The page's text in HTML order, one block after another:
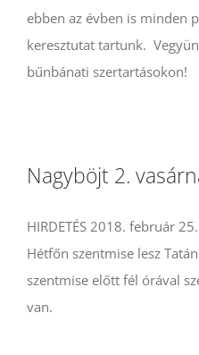
ebben az évben is minden
keresztutat tartunk.
bűnbánati szertartásokon!
Nagyböjt 2.
HIRDETÉS 2018. február
Hétfőn szentmise lesz
szentmise előtt fél órával
van.